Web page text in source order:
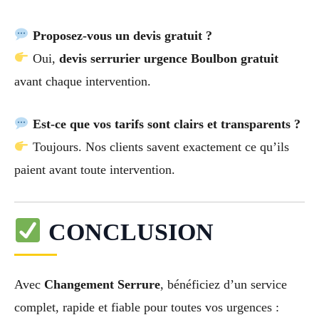
Proposez-vous un devis gratuit ?
Oui, devis serrurier urgence Boulbon gratuit
avant chaque intervention.
Est-ce que vos tarifs sont clairs et transparents ?
Toujours. Nos clients savent exactement ce qu’ils
paient avant toute intervention.
CONCLUSION
Avec Changement Serrure, bénéficiez d’un service
complet, rapide et fiable pour toutes vos urgences :